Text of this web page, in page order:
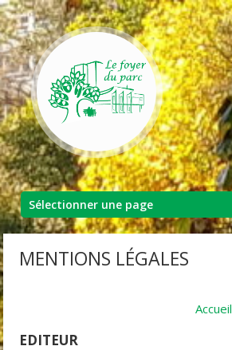
Sélectionner une page
MENTIONS LÉGALES
Accueil
EDITEUR